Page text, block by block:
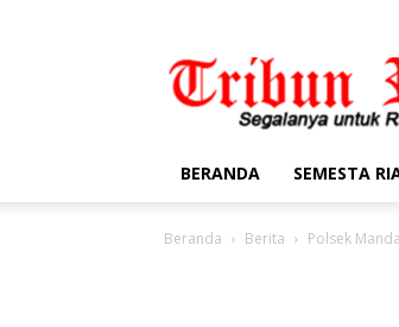
BERANDA SEMESTA
Beranda Berita Polsek